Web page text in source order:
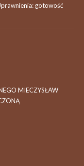
gotowość
MIECZYSŁAW